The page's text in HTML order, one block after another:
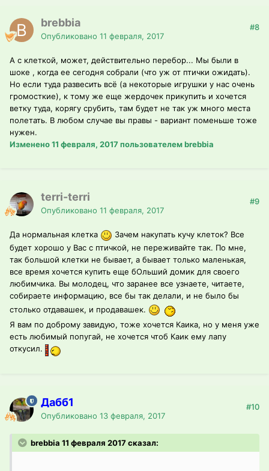
brebbia
Опубликовано 11 февраля, 2017
#8
А с клеткой, может, действительно перебор... Мы были в
шоке , когда ее сегодня собрали (что уж от птички ожидать).
Но если туда развесить всё (а некоторые игрушки у нас очень
громосткие), к тому же еще жердочек прикупить и хочется
ветку туда, корягу срубить, там будет не так уж много места
полетать. В любом случае вы правы - вариант поменьше тоже
нужен.
Изменено11 февраля, 2017 пользователем brebbia
terri-terri
Опубликовано 11 февраля, 2017
#9
Да нормальная клетка
Зачем накупать кучу клеток? Все
будет хорошо у Вас с птичкой, не переживайте так. По мне,
так большой клетки не бывает, а бывает только маленькая,
все время хочется купить еще бОльший домик для своего
любимчика. Вы молодец, что заранее все узнаете, читаете,
собираете информацию, все бы так делали, и не было бы
столько отдавашек, и продавашек.
Я вам по доброму завидую, тоже хочется Каика, но у меня уже
есть любимый попугай, не хочется чтоб Каик ему лапу
откусил.
Дабб1
Опубликовано 13 февраля, 2017
#10
brebbia 11 февраля 2017 сказал: